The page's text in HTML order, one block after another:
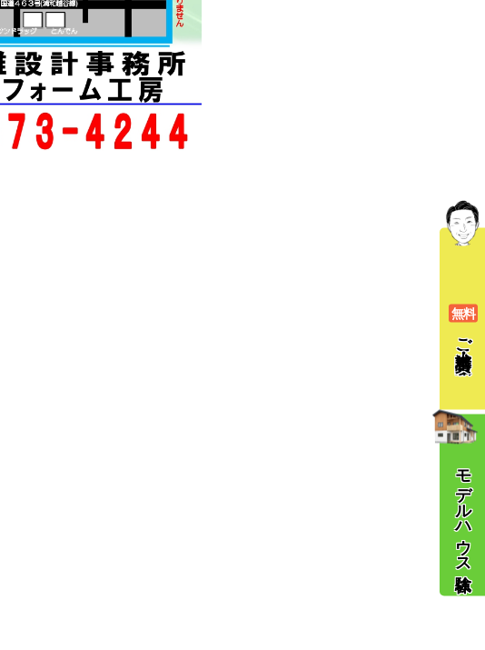
無料
ご相談
モデルハウス体験